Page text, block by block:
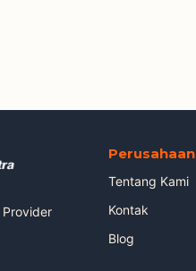
Perusahaan
Tentang Kami
Kontak
Blog